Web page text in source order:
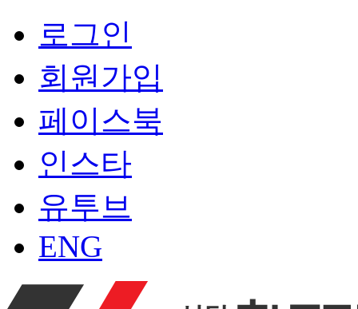
로그인
회원가입
페이스북
인스타
유투브
ENG